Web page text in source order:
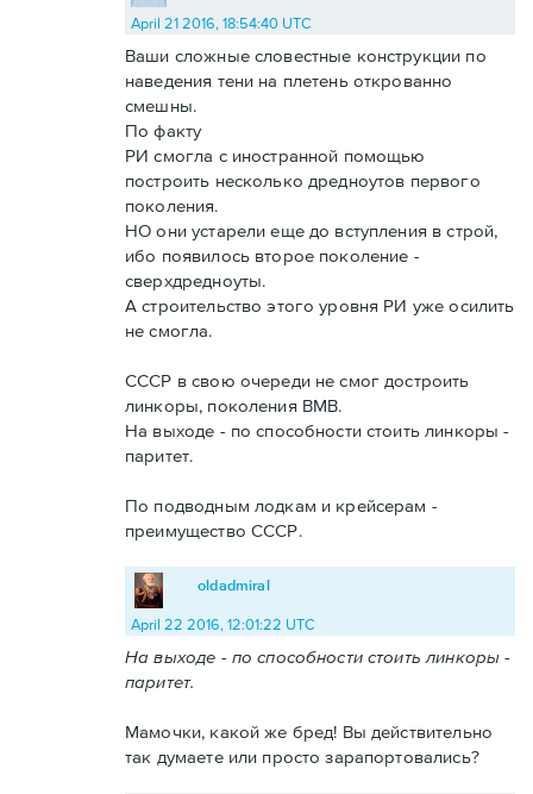
April 21 2016, 18:54:40 UTC
Ваши сложные словестные конструкции по
наведения тени на плетень открованно
смешны.
По факту
РИ смогла с иностранной помощью
построить несколько дредноутов первого
поколения.
НО они устарели еще до вступления в строй,
ибо появилось второе поколение -
сверхдредноуты.
А строительство этого уровня РИ уже осилить
не смогла.
СССР в свою очереди не смог достроить
линкоры, поколения ВМВ.
На выходе - по способности стоить линкоры -
паритет.
По подводным лодкам и крейсерам -
преимущество СССР.
oldadmiral
April 22 2016, 12:01:22 UTC
На выходе - по способности стоить линкоры -
паритет.
Мамочки, какой же бред! Вы действительно
так думаете или просто зарапортовались?